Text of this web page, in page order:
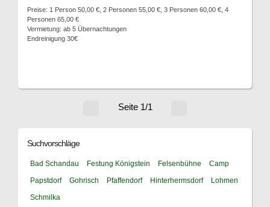
Preise: 1 Person 50,00 €, 2 Personen 55,00 €, 3 Personen 60,00 €, 4
Personen 65,00 €
Vermietung: ab 5 Übernachtungen
Endreinigung 30€
Seite 1/1
Suchvorschläge
Bad Schandau Festung Königstein Felsenbühne
Camp
Papstdorf
Gohrisch Pfaffendorf Hinterhermsdorf
Lohmen
Schmilka